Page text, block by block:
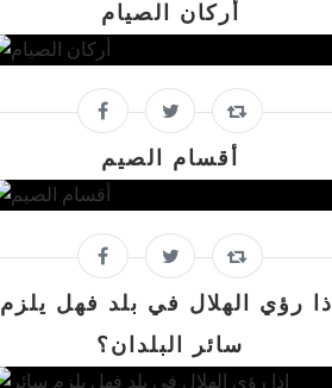
أركان الصيام
أقسام الصيم
اذا رؤي الهلال في بلد فهل يلزم
سائر البلدان؟